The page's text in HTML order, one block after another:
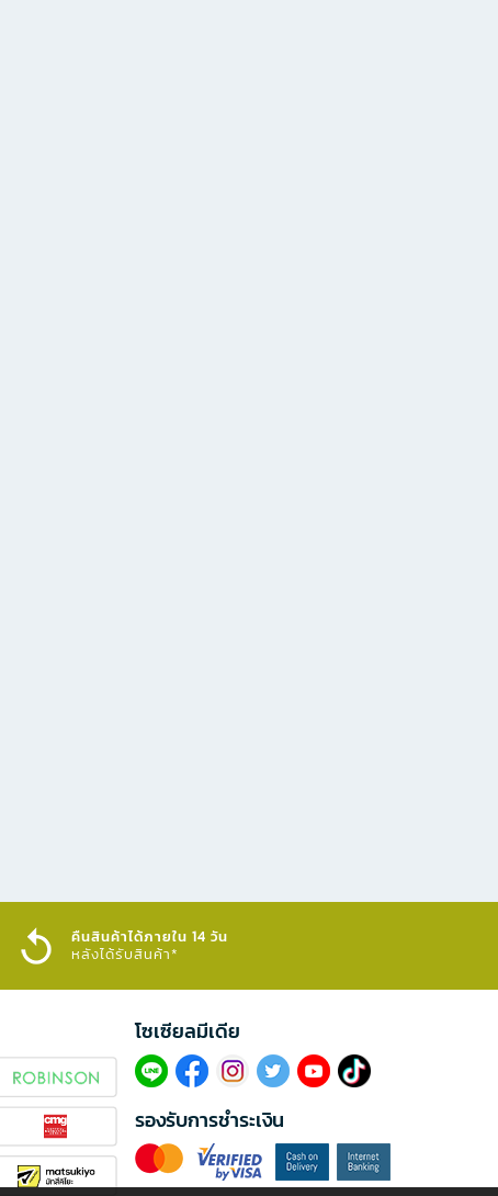
คืนสินค้าได้ภายใน 14 วัน
หลังได้รับสินค้า*
โซเซียลมีเดีย​
รองรับการชำระเงิน